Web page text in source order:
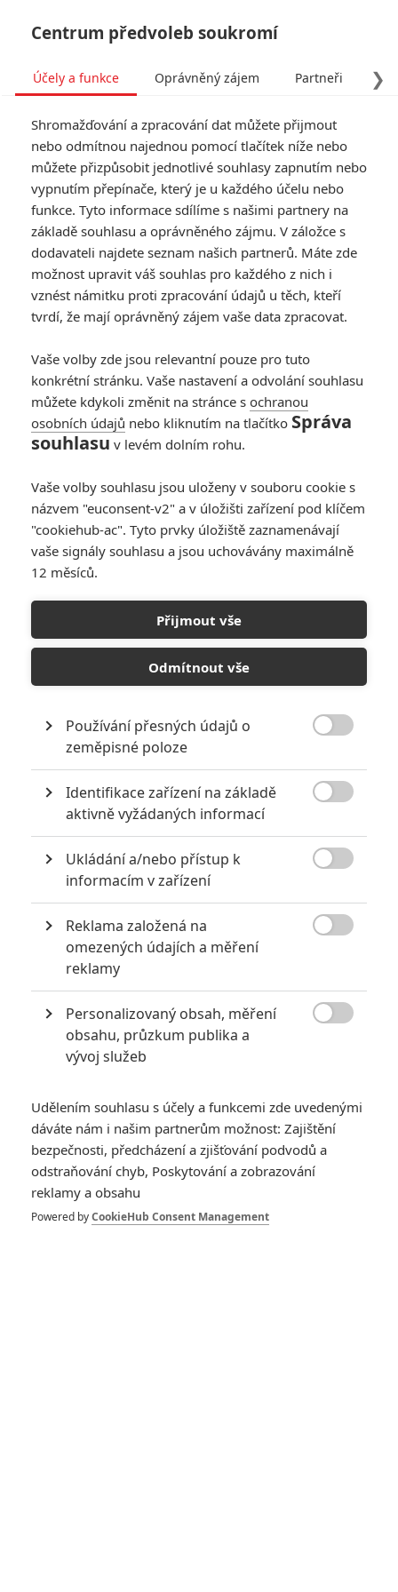
Tag: 007
ČLÁNKY FILMY(0) OSOBY(0) VIDEA (0)
Není čas zemřít je
zdaleka nejdražší
bondovkou vůbec
Daniel Craig nikdy
nechtěl být Bondem,
komiksové roli
Jaaaara | 25.03.2020 09:30
James Bond
prokazatelný
alkoholik
davi.k | 30.11.2019 21:19
NEPŘEHLÉDNĚTE
Filmové remaky, které se až překvapivě povedly
| 08.09.2020 22:00
Které předělávky již existujících filmů se
povedly natolik, že dokonce zastínily
originál? Hollywoodská historie jich ukrývá
10 nejvražednějších roků ve filmové historii, a které snímky
za mrtvé můžou
| 27.07.2020 21:30
Kdy se v kinech umíralo nejvíce? A které
snímky v daných letech dominovaly?
aby točil Villeneuve
Centrum předvoleb soukromí
❯
Účely a funkce Oprávněný zájem Partneři
Shromažďování a zpracování dat můžete přijmout
nebo odmítnou najednou pomocí tlačítek níže nebo
můžete přizpůsobit jednotlivé souhlasy zapnutím nebo
vypnutím přepínače, který je u každého účelu nebo
funkce. Tyto informace sdílíme s našimi partnery na
základě souhlasu a oprávněného zájmu. V záložce s
dodavateli najdete seznam našich partnerů. Máte zde
možnost upravit váš souhlas pro každého z nich i
vznést námitku proti zpracování údajů u těch, kteří
tvrdí, že mají oprávněný zájem vaše data zpracovat.
Vaše volby zde jsou relevantní pouze pro tuto
konkrétní stránku. Vaše nastavení a odvolání souhlasu
můžete kdykoli změnit na stránce s ochranou
osobních údajů nebo kliknutím na tlačítko Správa
souhlasu v levém dolním rohu.
Vaše volby souhlasu jsou uloženy v souboru cookie s
názvem "euconsent-v2" a v úložišti zařízení pod klíčem
"cookiehub-ac". Tyto prvky úložiště zaznamenávají
vaše signály souhlasu a jsou uchovávány maximálně
12 měsíců.
Přijmout vše
Odmítnout vše
Používání přesných údajů o
zeměpisné poloze
Identifikace zařízení na základě
aktivně vyžádaných informací
Ukládání a/nebo přístup k
informacím v zařízení
Reklama založená na
omezených údajích a měření
reklamy
Personalizovaný obsah, měření
obsahu, průzkum publika a
vývoj služeb
Udělením souhlasu s účely a funkcemi zde uvedenými
dáváte nám i našim partnerům možnost: Zajištění
bezpečnosti, předcházení a zjišťování podvodů a
odstraňování chyb, Poskytování a zobrazování
reklamy a obsahu
Powered byCookieHub Consent Management